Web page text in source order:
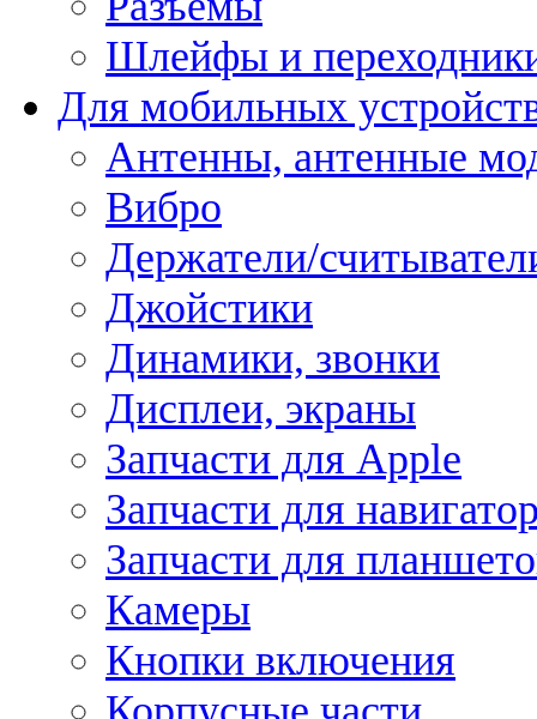
Шлейфы и
Для мобильных
Антенны, антенные
Вибро
Держатели/
Джойстики
Динамики, звонки
Дисплеи, экраны
Запчасти для Apple
Запчасти для
Запчасти для
Камеры
Кнопки включения